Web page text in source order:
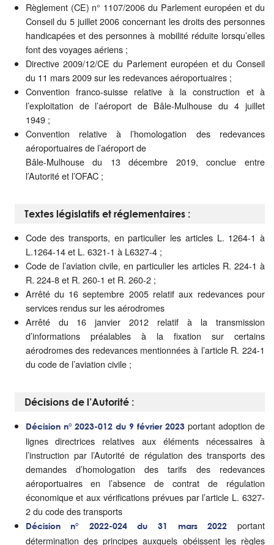
Règlement (CE) n° 1107/2006 du Parlement européen et du
Conseil du 5 juillet 2006 concernant les droits des personnes
handicapées et des personnes à mobilité réduite lorsqu’elles
font des voyages aériens ;
Directive 2009/12/CE du Parlement européen et du Conseil
du 11 mars 2009 sur les redevances aéroportuaires ;
Convention franco-suisse relative à la construction et à
l’exploitation de l’aéroport de Bâle-Mulhouse du 4 juillet
1949 ;
Convention relative à l’homologation des redevances
aéroportuaires de l’aéroport de
Bâle-Mulhouse du 13 décembre 2019, conclue entre
l’Autorité et l’OFAC ;
Textes législatifs et réglementaires :
Code des transports, en particulier les articles L. 1264-1 à
L.1264-14 et L. 6321-1 à L6327-4 ;
Code de l’aviation civile, en particulier les articles R. 224-1 à
R. 224-8 et R. 260-1 et R. 260-2 ;
Arrêté du 16 septembre 2005 relatif aux redevances pour
services rendus sur les aérodromes
Arrêté du 16 janvier 2012 relatif à la transmission
d’informations préalables à la fixation sur certains
aérodromes des redevances mentionnées à l’article R. 224-1
du code de l’aviation civile ;
Décisions de l’Autorité :
Décision n° 2023-012 du 9 février 2023 portant adoption de
lignes directrices relatives aux éléments nécessaires à
l’instruction par l’Autorité de régulation des transports des
demandes d’homologation des tarifs des redevances
aéroportuaires en l’absence de contrat de régulation
économique et aux vérifications prévues par l’article L. 6327-
2 du code des transports
Décision n° 2022-024 du 31 mars 2022
portant
détermination des principes auxquels obéissent les règles